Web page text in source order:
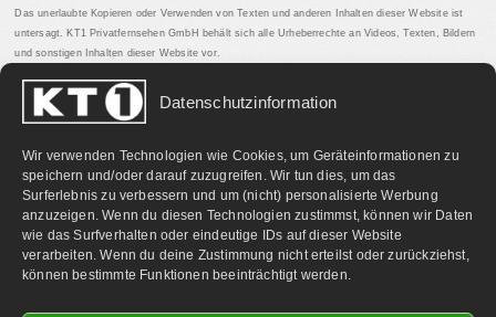
Datenschutzinformation
Wir verwenden Technologien wie Cookies, um Geräteinformationen zu
speichern und/oder darauf zuzugreifen. Wir tun dies, um das
Surferlebnis zu verbessern und um (nicht) personalisierte Werbung
anzuzeigen. Wenn du diesen Technologien zustimmst, können wir Daten
wie das Surfverhalten oder eindeutige IDs auf dieser Website
verarbeiten. Wenn du deine Zustimmung nicht erteilst oder zurückziehst,
können bestimmte Funktionen beeinträchtigt werden.
Das unerlaubte Kopieren oder Verwenden von Texten und anderen Inhalten dieser Website ist
untersagt. KT1 Privatfernsehen GmbH behält sich alle Urheberrechte an Videos, Texten, Bildern
und sonstigen Inhalten dieser Website vor.
PARTNERLINKS: